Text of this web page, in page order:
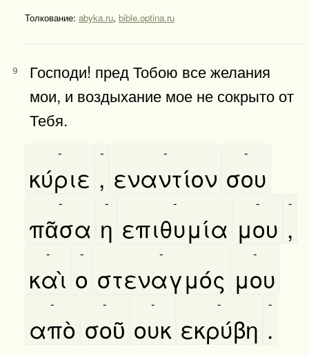
Толкование: abyka.ru, bible.optina.ru
9
Господи! пред Тобою все желания
мои, и воздыхание мое не сокрыто от
Тебя.
κύριε
-
,
-
εναντίον
-
σου
-
πᾶσα
-
η
-
επιθυμία
-
μου
-
,
-
καὶ
-
ο
-
στεναγμός
-
μου
-
απὸ
-
σοῦ
-
ουκ
-
εκρύβη
-
.
-